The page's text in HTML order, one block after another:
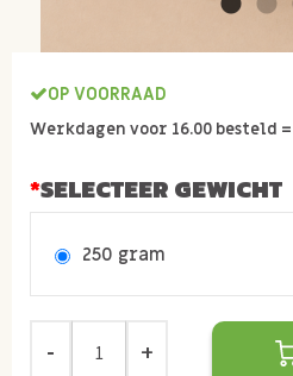
OP VOORRAAD
Werkdagen voor 16.00 besteld
SELECTEER GEWICHT
250 gram